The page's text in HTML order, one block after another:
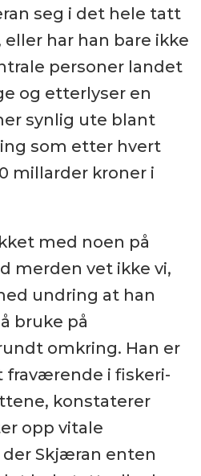
seg i det hele tatt
har han bare ikke
personer landet
og etterlyser en
synlig ute blant
som etter hvert
millarder kroner i
med noen på
merden vet ikke vi,
undring at han
bruke på
omkring. Han er
i fiskeri-
konstaterer
opp vitale
Skjæran enten